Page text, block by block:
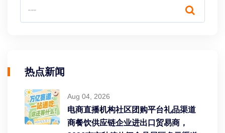
热点新闻
Aug 04, 2026
电商直播机构社区团购平台礼品渠道
商餐饮供应链企业进出口贸易商，